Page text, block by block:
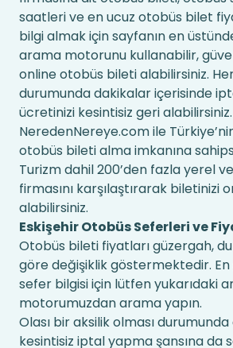
saatleri ve en ucuz otobüs bilet
bilgi almak için sayfanın en
arama motorunu kullanabilir,
online otobüs bileti alabilirsiniz.
durumunda dakikalar içerisinde
ücretinizi kesintisiz geri alabilirsiniz.
NeredenNereye.com ile
otobüs bileti alma imkanına
Turizm dahil 200’den fazla yerel
firmasını karşılaştırarak biletinizi
alabilirsiniz.
Eskişehir Otobüs Seferleri ve
Otobüs bileti fiyatları güzergah,
göre değişiklik göstermektedir.
sefer bilgisi için lütfen yukarıdaki
motorumuzdan arama yapın.
Olası bir aksilik olması
kesintisiz iptal yapma şansına da